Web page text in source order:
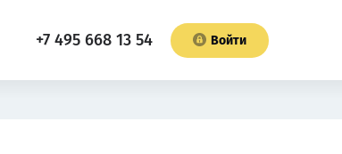
+7 495 668 13 54 Войти